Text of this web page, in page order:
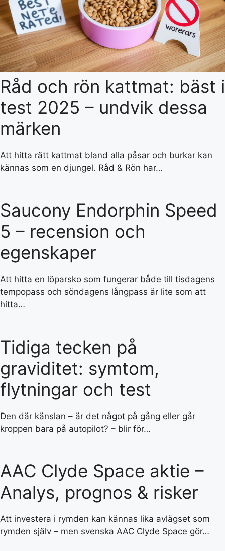
Råd och rön kattmat: bäst i
test 2025 – undvik dessa
märken
Att hitta rätt kattmat bland alla påsar och burkar kan
kännas som en djungel. Råd & Rön har…
Saucony Endorphin Speed
5 – recension och
egenskaper
Att hitta en löparsko som fungerar både till tisdagens
tempopass och söndagens långpass är lite som att
hitta…
Tidiga tecken på
graviditet: symtom,
flytningar och test
Den där känslan – är det något på gång eller går
kroppen bara på autopilot? – blir för…
AAC Clyde Space aktie –
Analys, prognos & risker
Att investera i rymden kan kännas lika avlägset som
rymden själv – men svenska AAC Clyde Space gör…